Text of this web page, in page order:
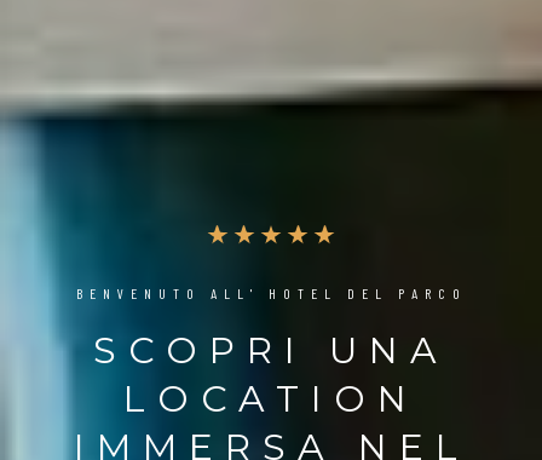
BENVENUTO ALL' HOTEL DEL PARCO
SCOPRI UNA
LOCATION
IMMERSA NEL